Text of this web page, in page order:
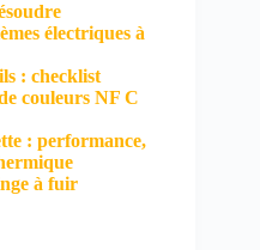
électriques à
: checklist
couleurs NF C
: performance,
à fuir